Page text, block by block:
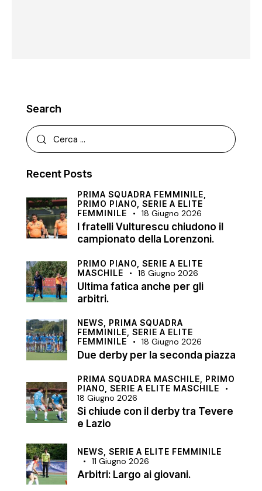
Search
Recent Posts
PRIMA SQUADRA FEMMINILE,
PRIMO PIANO, SERIE A ELITE
FEMMINILE
18 Giugno 2026
I fratelli Vulturescu chiudono il
campionato della Lorenzoni.
PRIMO PIANO, SERIE A ELITE
MASCHILE
18 Giugno 2026
Ultima fatica anche per gli
arbitri.
NEWS, PRIMA SQUADRA
FEMMINILE, SERIE A ELITE
FEMMINILE
18 Giugno 2026
Due derby per la seconda piazza
PRIMA SQUADRA MASCHILE, PRIMO
PIANO, SERIE A ELITE MASCHILE
18 Giugno 2026
Si chiude con il derby tra Tevere
e Lazio
NEWS, SERIE A ELITE FEMMINILE
11 Giugno 2026
Arbitri: Largo ai giovani.